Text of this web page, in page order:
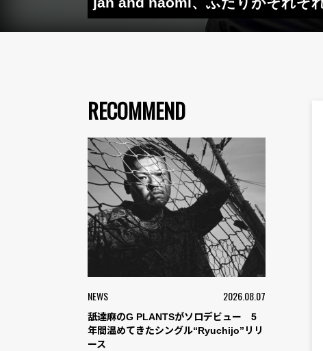
RECOMMEND
NEWS 2026.08.07
舐達麻のG PLANTSがソロデビュー 5
年間温めてきたシングル“Ryuchijo”リリ
ース